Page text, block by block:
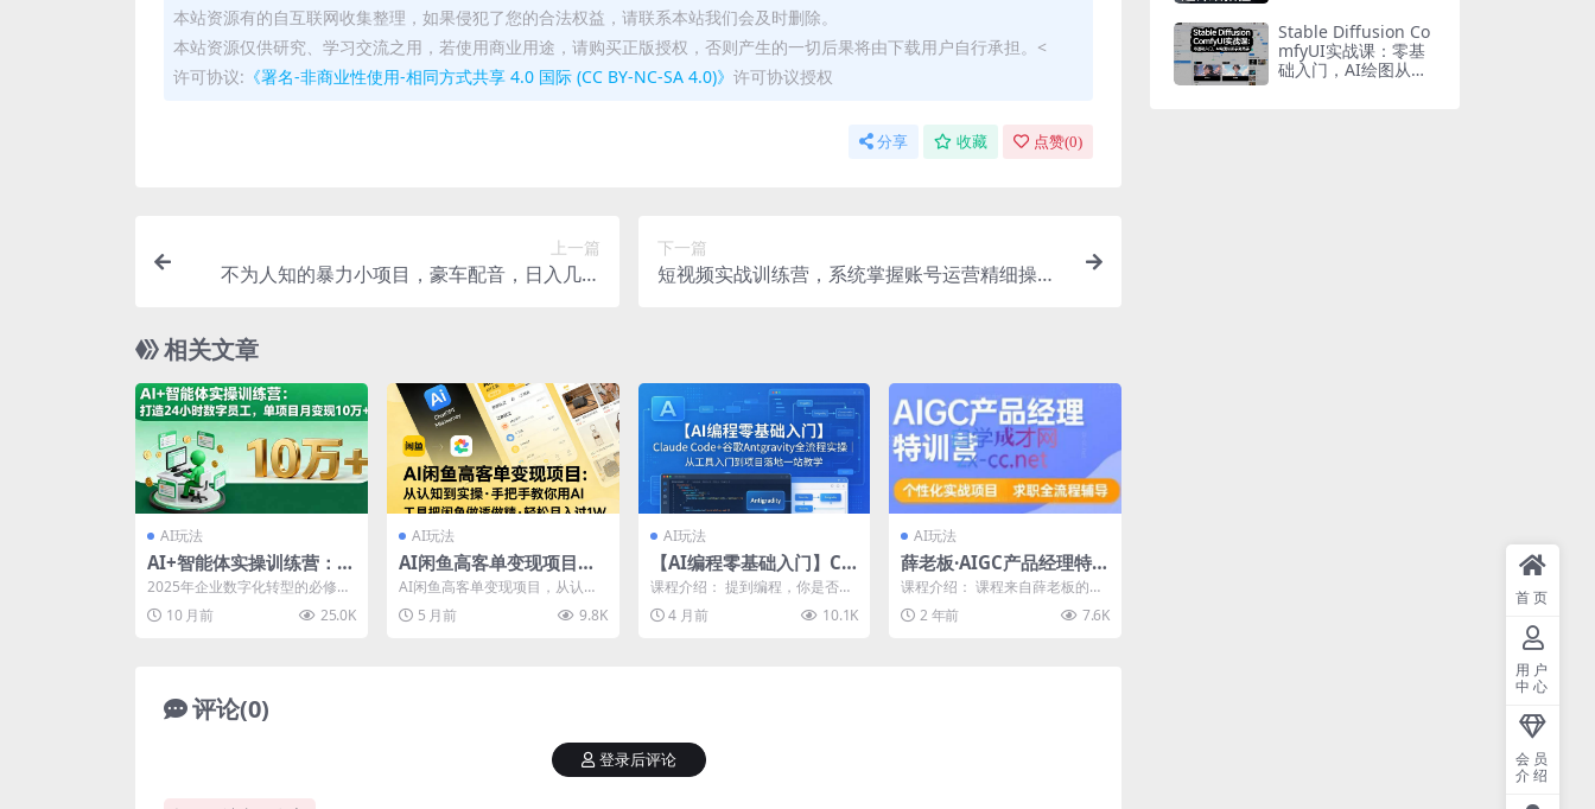
本站资源有的自互联网收集整理，如果侵犯了您的合法权益，请联系本站我们会及时删除。
本站资源仅供研究、学习交流之用，若使用商业用途，请购买正版授权，否则产生的一切后果将由下载用户自行承担。<
许可协议: 《署名-非商业性使用-相同方式共享 4.0 国际 (CC BY-NC-SA 4.0)》 许可协议授权
分享 收藏 点赞(0)
上一篇
不为人知的暴力小项目，豪车配音，日入几张
下一篇
短视频实战训练营，系统掌握账号运营精细操作/
相关文章
AI玩法
AI+智能体实操训练营：打
造24小时数字员工，单项
目月变现10万+
2025年企业数字化转型的必修
课，涵盖提示词工程、业务流拆
解、智能体搭建、工作流...
10 月前 25.0K
AI玩法
AI闲鱼高客单变现项目，
从认知到实操，手把手教
你用AI工具把闲鱼做透做
精，轻松月入过1W
AI闲鱼高客单变现项目，从认知
到实操，手把手教你用AI工具把
闲鱼做透做精，轻松月...
5 月前 9.8K
AI玩法
【AI编程零基础入门】Cla
ude Code+谷歌Antigra
vity全流程实操｜从工具
入门到项目落地一站教学
课程介绍： 提到编程，你是否第
一时间想到复杂的代码、晦涩的
英文，觉得这是程序员的...
4 月前 10.1K
AI玩法
薛老板·AIGC产品经理特
训营
课程介绍： 课程来自薛老板的AI
GC产品经理特训营。主要内容包
括：AIGC技术框...
2 年前 7.6K
评论(0)
登录后评论
Stable Diffusion Co
mfyUI实战课：零基
础入门，AI绘图从新
首页
用户
中心
会员
介绍